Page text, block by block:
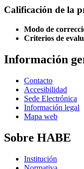
Calificación de la
Modo de
Criterios de
Información
Contacto
Accesibilidad
Sede Electrónica
Información legal
Mapa web
Sobre HABE
Institución